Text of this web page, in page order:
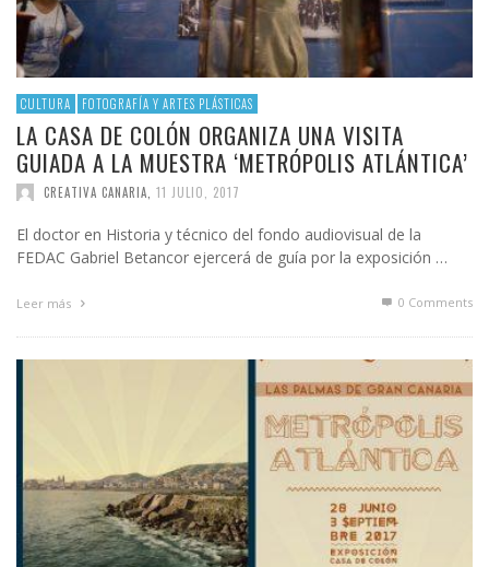
CULTURA FOTOGRAFÍA Y ARTES PLÁSTICAS
LA CASA DE COLÓN ORGANIZA UNA VISITA
GUIADA A LA MUESTRA ‘METRÓPOLIS ATLÁNTICA’
CREATIVA CANARIA 11 JULIO, 2017
El doctor en Historia y técnico del fondo audiovisual de la
FEDAC Gabriel Betancor ejercerá de guía por la exposición …
Leer más 0 Comments